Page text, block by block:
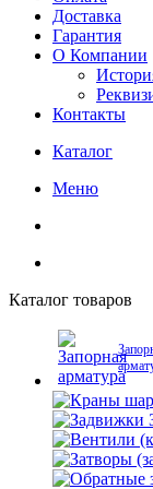
Доставка
Гарантия
О Компании
Контакты
Каталог
Меню
Каталог товаров